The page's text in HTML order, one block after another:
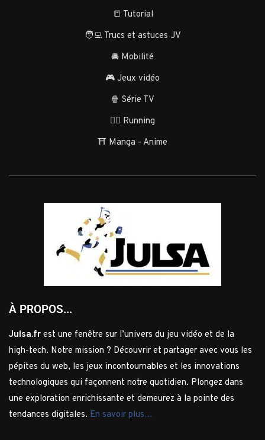
📒 Tutorial
🧑‍💻 Trucs et astuces JV
🚘 Mobilité
🎮 Jeux vidéo
🍿 Série TV
🏃‍♂️ Running
⛩️ Manga - Anime
À PROPOS...
Julsa.fr est une fenêtre sur l’univers du jeu vidéo et de la
high-tech. Notre mission ? Découvrir et partager avec vous les
pépites du web, les jeux incontournables et les innovations
technologiques qui façonnent notre quotidien. Plongez dans
une exploration enrichissante et demeurez à la pointe des
tendances digitales. En savoir plus…